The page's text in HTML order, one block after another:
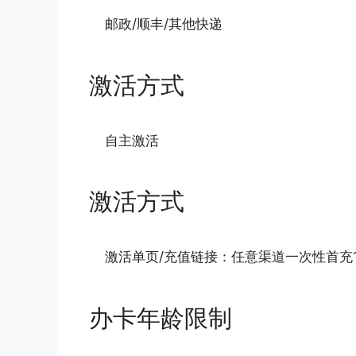
邮政/顺丰/其他快递
激活方式
自主激活
激活方式
激活单页/充值链接：任意渠道一次性首
办卡年龄限制